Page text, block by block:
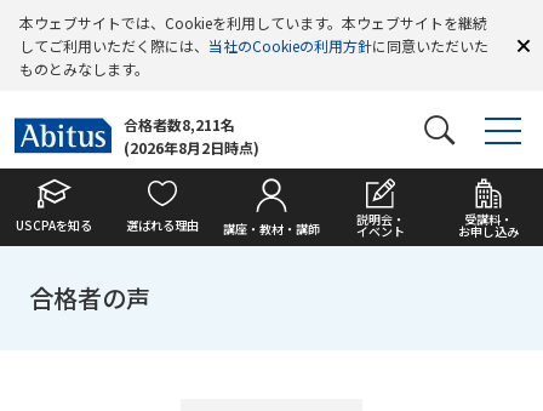
本ウェブサイトでは、Cookieを利用しています。本ウェブサイトを継続
してご利用いただく際には、 当社のCookieの利用方針に同意いただいた
ものとみなします。
合格者数8,211名
(2026年8月2日時点)
USCPAを知る 選ばれる理由 講座・教材・講師
説明会・
イベント
受講料・
お申し込み
合格者の声